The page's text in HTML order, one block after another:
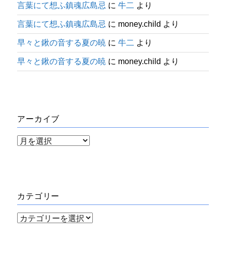
言葉にて想ふ鎮魂広島忌 に牛二 より
言葉にて想ふ鎮魂広島忌 に money.child より
早々と鍬の音する夏の暁 に牛二 より
早々と鍬の音する夏の暁 に money.child より
アーカイブ
ア
ブ
カテゴリー
カ